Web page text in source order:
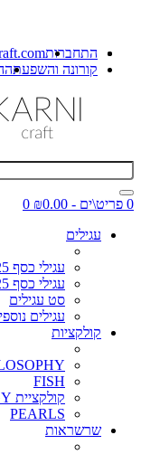
התחברות
קורונה והשפעתה
0 פריט\ים - ₪0.00
0
עגילים
עגילי כסף 925
עגילי כסף 925 בציפוי זהב מיקרוני
סט עגילים
עגילים
קולקציות
FISH
קולקציית MYTHOLOGY
PEARLS
שרשראות